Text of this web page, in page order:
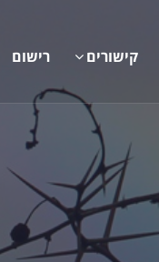
קישורים רישום